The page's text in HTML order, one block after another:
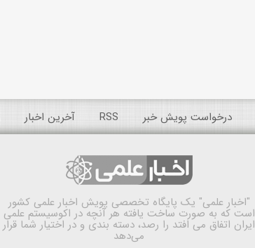
درخواست پویش خبر RSS آخرین اخبار
"اخبار علمی" یک پایگاه تخصصی پویش اخبار علمی کشور
است که به صورت ساخت یافته هر آنچه در اکوسیستم علمی
ایران اتفاق می افتد را رصد، دسته بندی و در اختیار شما قرار
می‌دهد